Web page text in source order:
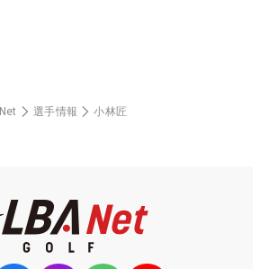
選手情報 小林匠